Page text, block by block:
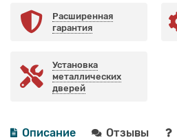
Расширенная
гарантия
Установка
металлических
дверей
Описание Отзывы